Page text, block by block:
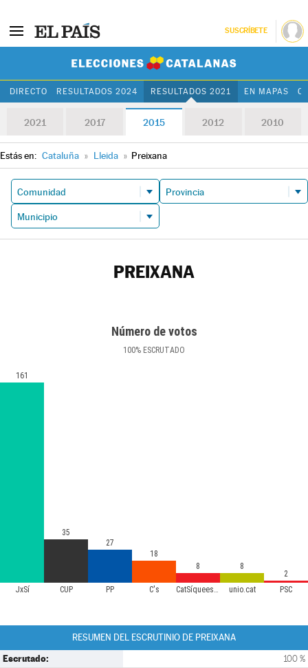
SUSCRÍBETE
DIRECTO RESULTADOS 2024 RESULTADOS 2021 EN MAPAS
2021 2017 2015 2012 2010
Estás en: Cataluña » Lleida » Preixana
PREIXANA
Número de votos
100% ESCRUTADO
JxSí CUP PP C's CatSíqueesPot unio.cat PSC
161
35
27
18
8
8
2
RESUMEN DEL ESCRUTINIO DE PREIXANA
Escrutado: 100 %